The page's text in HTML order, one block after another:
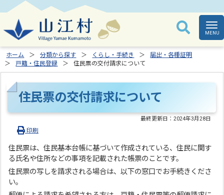
ホーム 分類から探す くらし・手続き
届出・各種証明
戸籍・住民登録
住民票の交付請求について
住民票の交付請求について
最終更新日：2024年3月28日
印刷
住民票は、住民基本台帳に基づいて作成されている、住民に関す
る氏名や住所などの事項を記載された帳票のことです。
住民票の写しを請求される場合は、以下の窓口でお手続きくださ
い。